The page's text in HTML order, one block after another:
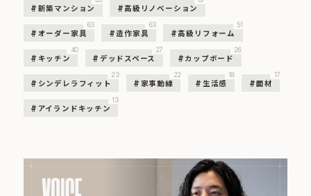
新築マンション 高級リノベーション
オーダー家具
63
造作家具
63
高級リフォーム
51
キッチン
40
デッドスペース
27
カップボード
26
シンデレラフィット
23
家事動線
22
生活感
18
面材
17
アイランドキッチン
13